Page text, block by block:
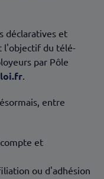
déclaratives et
l'objectif du télé-
par Pôle
.
entre
et
ou d'adhésion